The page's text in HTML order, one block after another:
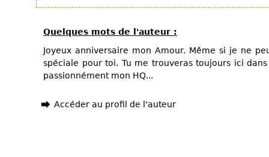
Quelques mots de l'auteur :
Joyeux anniversaire mon Amour. Même si je ne
spéciale pour toi. Tu me trouveras toujours ici
passionnément mon HQ...
Accéder au profil de l'auteur